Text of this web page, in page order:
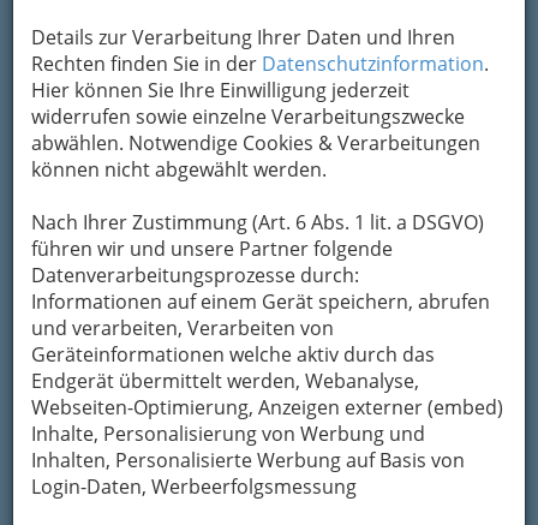
Details zur Verarbeitung Ihrer Daten und Ihren
Rechten finden Sie in der Datenschutzinformation.
Hier können Sie Ihre Einwilligung jederzeit
widerrufen sowie einzelne Verarbeitungszwecke
abwählen. Notwendige Cookies & Verarbeitungen
können nicht abgewählt werden.
Nach Ihrer Zustimmung (Art. 6 Abs. 1 lit. a DSGVO)
führen wir und unsere Partner folgende
Datenverarbeitungsprozesse durch:
Informationen auf einem Gerät speichern, abrufen
und verarbeiten, Verarbeiten von
Geräteinformationen welche aktiv durch das
Endgerät übermittelt werden, Webanalyse,
Webseiten-Optimierung, Anzeigen externer (embed)
Inhalte, Personalisierung von Werbung und
Inhalten, Personalisierte Werbung auf Basis von
Login-Daten, Werbeerfolgsmessung
Wie grau und eintönig wäre die Stadt ohne ihre
zahlreichen Gäste aus anderen Kulturen! Die
kulturell-ethnische Vielfalt des Stadt-Lebens
spiegelt sich auch in unserer Gastronomie
wieder. Woher soll der Kochtopf kommen? -
Darfs spanisch sein mit Flamenco oder
griechisch mit Sirtaki? Japanisch mit oder ohne
Stäbchen? Gönnen Sie sich die reizvolle
Abwechslung!
Bezirksauswahl
Alle Bezirke
1
Congress Graz Catering - REVITA